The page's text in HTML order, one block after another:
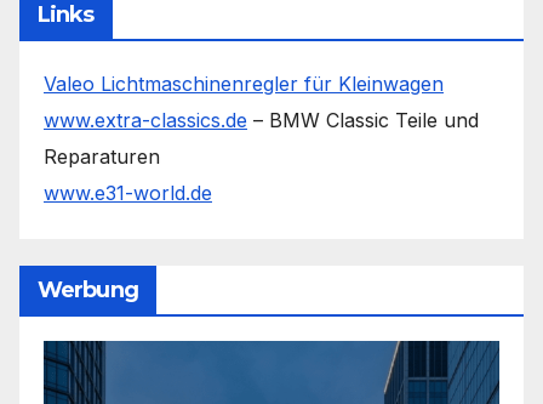
Links
Valeo Lichtmaschinenregler für Kleinwagen
www.extra-classics.de – BMW Classic Teile und
Reparaturen
www.e31-world.de
Werbung